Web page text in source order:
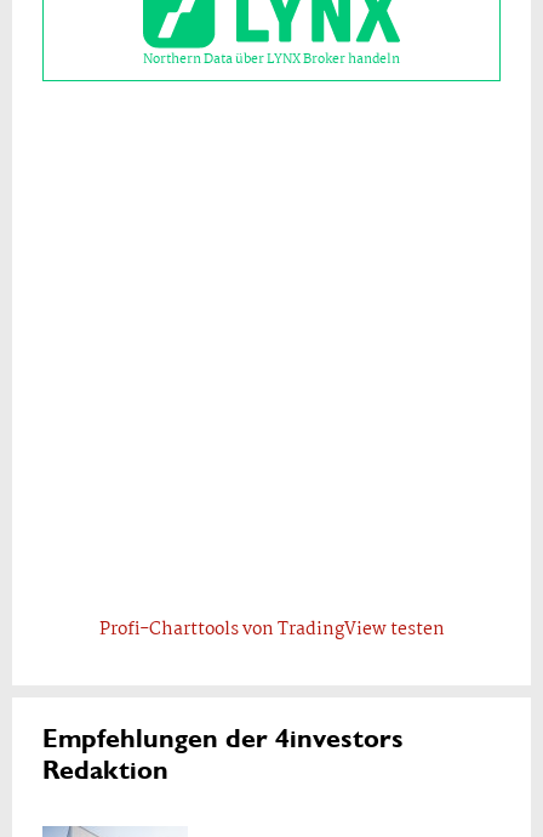
Northern Data über LYNX Broker handeln
Profi-Charttools von TradingView testen
Empfehlungen der 4investors
Redaktion